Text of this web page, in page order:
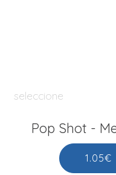
seleccione
Pop Shot -
1.05€